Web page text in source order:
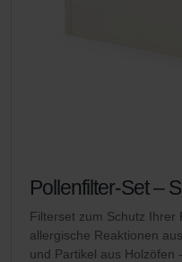
Pollenfilter-Set –
Filterset zum Schutz Ihrer
allergische Reaktionen
und Partikel aus Holzöfen